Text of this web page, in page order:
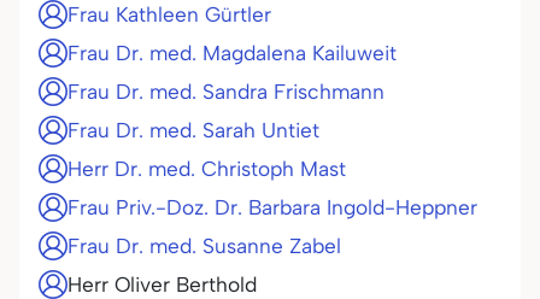
Frau Kathleen Gürtler
Frau Dr. med. Magdalena Kailuweit
Frau Dr. med. Sandra Frischmann
Frau Dr. med. Sarah Untiet
Herr Dr. med. Christoph Mast
Frau Priv.-Doz. Dr. Barbara Ingold-Heppner
Frau Dr. med. Susanne Zabel
Herr Oliver Berthold